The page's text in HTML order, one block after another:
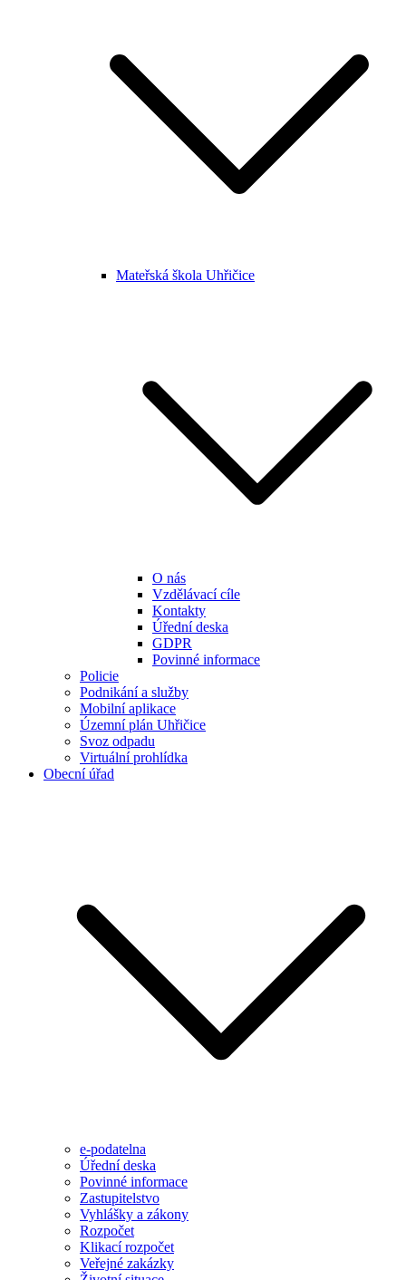
Mateřská škola Uhřičice
O nás
Vzdělávací cíle
Kontakty
Úřední deska
GDPR
Povinné informace
Policie
Podnikání a služby
Mobilní aplikace
Územní plán Uhřičice
Svoz odpadu
Virtuální prohlídka
Obecní úřad
e-podatelna
Úřední deska
Povinné informace
Zastupitelstvo
Vyhlášky a zákony
Rozpočet
Klikací rozpočet
Veřejné zakázky